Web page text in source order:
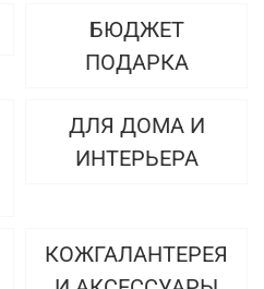
БЮДЖЕТ
ПОДАРКА
ДЛЯ ДОМА И
ИНТЕРЬЕРА
КОЖГАЛАНТЕРЕЯ